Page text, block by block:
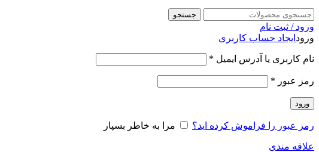
جستجو
ورود / ثبت نام
ورود ایجاد حساب کاربری
نام کاربری یا آدرس ایمیل *
رمز عبور *
ورود
رمز عبور را فراموش کرده اید؟ مرا به خاطر بسپار
علاقه مندی